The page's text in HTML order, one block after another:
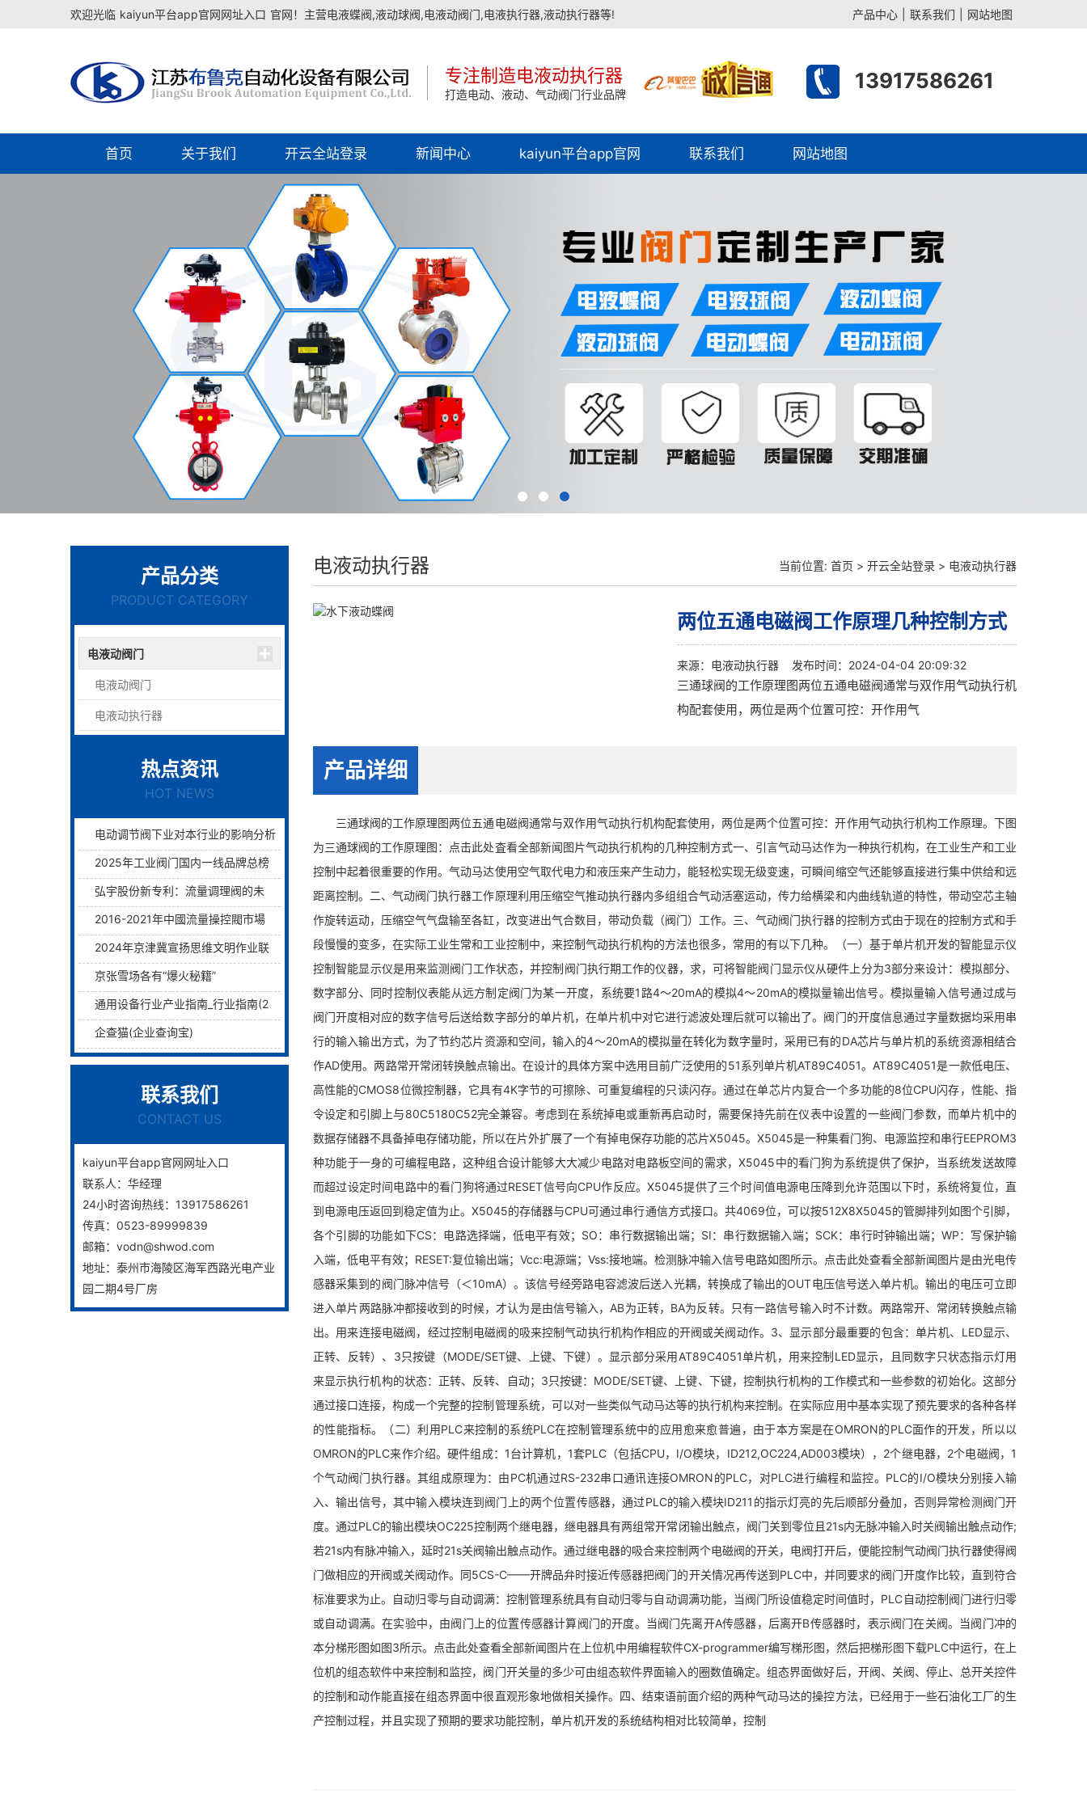
欢迎光临 kaiyun平台app官网网址入口 官网！主营电液蝶阀,液动球阀,电液动阀门,电液执行器,液动执行器等! 产品中心 联系我们 网站地图
专注制造电液动执行器
打造电动、液动、气动阀门行业品牌
13917586261
首页 关于我们 开云全站登录 新闻中心 kaiyun平台app官网 联系我们 网站地图
产品分类
PRODUCT CATEGORY
电液动阀门
电液动阀门
电液动执行器
热点资讯
HOT NEWS
电动调节阀下业对本行业的影响分析
2025年工业阀门国内一线品牌总榜单前十名
弘宇股份新专利：流量调理阀的未来已来过滤与调理两层护航！
2016-2021年中國流量操控閥市場远景及融資戰略咨詢報告
2024年京津冀宣扬思维文明作业联席会议在津举行
京张雪场各有“爆火秘籍”
通用设备行业产业指南_行业指南(2)_前瞻 - 前瞻网
企查猫(企业查询宝)
联系我们
CONTACT US
kaiyun平台app官网网址入口
联系人： 华经理
24小时咨询热线： 13917586261
传真： 0523-89999839
邮箱： vodn@shwod.com
地址： 泰州市海陵区海军西路光电产业
园二期4号厂房
电液动执行器 当前位置: 首页 > 开云全站登录 > 电液动执行器
两位五通电磁阀工作原理几种控制方式
来源： 电液动执行器 发布时间：2024-04-04 20:09:32
三通球阀的工作原理图两位五通电磁阀通常与双作用气动执行机
构配套使用，两位是两个位置可控：开作用气
产品详细
三通球阀的工作原理图两位五通电磁阀通常与双作用气动执行机构配套使用，两位是两个位置可控：开作用气动执行机构工作原理。下图
为三通球阀的工作原理图：点击此处査看全部新闻图片气动执行机构的几种控制方式一、引言气动马达作为一种执行机构，在工业生产和工业
控制中起着很重要的作用。气动马达使用空气取代电力和液压来产生动力，能轻松实现无级变速，可瞬间缩空气还能够直接进行集中供给和远
距离控制。二、气动阀门执行器工作原理利用压缩空气推动执行器内多组组合气动活塞运动，传力给横梁和内曲线轨道的特性，带动空芯主轴
作旋转运动，压缩空气气盘输至各缸，改变进出气合数目，带动负载（阀门）工作。三、气动阀门执行器的控制方式由于现在的控制方式和手
段慢慢的变多，在实际工业生常和工业控制中，来控制气动执行机构的方法也很多，常用的有以下几种。（一）基于单片机开发的智能显示仪
控制智能显示仪是用来监测阀门工作状态，并控制阀门执行期工作的仪器，求，可将智能阀门显示仪从硬件上分为3部分来设计：模拟部分、
数字部分、同时控制仪表能从远方制定阀门为某一开度，系统要1路4〜20mA的模拟4〜20mA的模拟量输出信号。模拟量输入信号通过成与
阀门开度相对应的数字信号后送给数字部分的单片机，在单片机中对它进行滤波处理后就可以输出了。阀门的开度信息通过字量数据均采用串
行的输入输出方式，为了节约芯片资源和空间，输入的4〜20mA的模拟量在转化为数字量时，采用已有的DA芯片与单片机的系统资源相结合
作AD使用。两路常开常闭转换触点输出。在设计的具体方案中选用目前广泛使用的51系列单片机AT89C4051。AT89C4051是一款低电压、
高性能的CMOS8位微控制器，它具有4K字节的可擦除、可重复编程的只读闪存。通过在单芯片内复合一个多功能的8位CPU闪存，性能、指
令设定和引脚上与80C5180C52完全兼容。考虑到在系统掉电或重新再启动时，需要保持先前在仪表中设置的一些阀门参数，而单片机中的
数据存储器不具备掉电存储功能，所以在片外扩展了一个有掉电保存功能的芯片X5045。X5045是一种集看门狗、电源监控和串行EEPROM3
种功能于一身的可编程电路，这种组合设计能够大大减少电路对电路板空间的需求，X5045中的看门狗为系统提供了保护，当系统发送故障
而超过设定时间电路中的看门狗将通过RESET信号向CPU作反应。X5045提供了三个时间值电源电压降到允许范围以下时，系统将复位，直
到电源电压返回到稳定值为止。X5045的存储器与CPU可通过串行通信方式接口。共4069位，可以按512X8X5045的管脚排列如图个引脚，
各个引脚的功能如下CS：电路选择端，低电平有效；SO：串行数据输出端；SI：串行数据输入端；SCK：串行时钟输出端；WP：写保护输
入端，低电平有效；RESET:复位输出端；Vcc:电源端；Vss:接地端。检测脉冲输入信号电路如图所示。点击此处查看全部新闻图片是由光电传
感器采集到的阀门脉冲信号（＜10mA）。该信号经旁路电容滤波后送入光耦，转换成了输出的OUT电压信号送入单片机。输出的电压可立即
进入单片两路脉冲都接收到的时候，才认为是由信号输入，AB为正转，BA为反转。只有一路信号输入时不计数。两路常开、常闭转换触点输
出。用来连接电磁阀，经过控制电磁阀的吸来控制气动执行机构作相应的开阀或关阀动作。3、显示部分最重要的包含：单片机、LED显示、
正转、反转）、3只按键（MODE/SET键、上键、下键）。显示部分采用AT89C4051单片机，用来控制LED显示，且同数字只状态指示灯用
来显示执行机构的状态：正转、反转、自动；3只按键：MODE/SET键、上键、下键，控制执行机构的工作模式和一些参数的初始化。这部分
通过接口连接，构成一个完整的控制管理系统，可以对一些类似气动马达等的执行机构来控制。在实际应用中基本实现了预先要求的各种各样
的性能指标。（二）利用PLC来控制的系统PLC在控制管理系统中的应用愈来愈普遍，由于本方案是在OMRON的PLC面作的开发，所以以
OMRON的PLC来作介绍。硬件组成：1台计算机，1套PLC（包括CPU，I/O模块，ID212,OC224,AD003模块），2个继电器，2个电磁阀，1
个气动阀门执行器。其组成原理为：由PC机通过RS-232串口通讯连接OMRON的PLC，对PLC进行编程和监控。PLC的I/O模块分别接入输
入、输出信号，其中输入模块连到阀门上的两个位置传感器，通过PLC的输入模块ID211的指示灯亮的先后顺部分叠加，否则异常检测阀门开
度。通过PLC的输出模块OC225控制两个继电器，继电器具有两组常开常闭输出触点，阀门关到零位且21s内无脉冲输入时关阀输出触点动作;
若21s内有脉冲输入，延时21s关阀输出触点动作。通过继电器的吸合来控制两个电磁阀的开关，电阀打开后，便能控制气动阀门执行器使得阀
门做相应的开阀或关阀动作。同5CS-C——开牌品弁时接近传感器把阀门的开关情况再传送到PLC中，并同要求的阀门开度作比较，直到符合
标准要求为止。自动归零与自动调满：控制管理系统具有自动归零与自动调满功能，当阀门所设值稳定时间值时，PLC自动控制阀门进行归零
或自动调满。在实验中，由阀门上的位置传感器计算阀门的开度。当阀门先离开A传感器，后离开B传感器时，表示阀门在关阀。当阀门冲的
本分梯形图如图3所示。点击此处查看全部新闻图片在上位机中用编程软件CX-programmer编写梯形图，然后把梯形图下载PLC中运行，在上
位机的组态软件中来控制和监控，阀门开关量的多少可由组态软件界面输入的圈数值确定。组态界面做好后，开阀、关阀、停止、总开关控件
的控制和动作能直接在组态界面中很直观形象地做相关操作。四、结束语前面介绍的两种气动马达的操控方法，已经用于一些石油化工厂的生
产控制过程，并且实现了预期的要求功能控制，单片机开发的系统结构相对比较简单，控制